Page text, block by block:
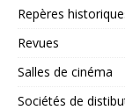
Repères
Revues
Salles de cinéma
Sociétés de